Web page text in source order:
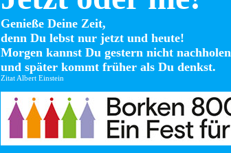
Genieße Deine Zeit,
denn Du lebst nur jetzt und heute!
Morgen kannst Du gestern nicht nachholen
und später kommt früher als Du denkst.
Zitat Albert Einstein